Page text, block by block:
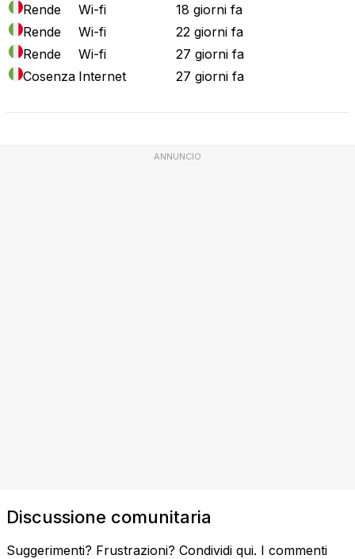
Rende
Wi-fi
18 giorni fa
Rende
Wi-fi
22 giorni fa
Rende
Wi-fi
27 giorni fa
Cosenza Internet 27 giorni fa
ANNUNCIO
Discussione comunitaria
Suggerimenti? Frustrazioni? Condividi qui. I commenti